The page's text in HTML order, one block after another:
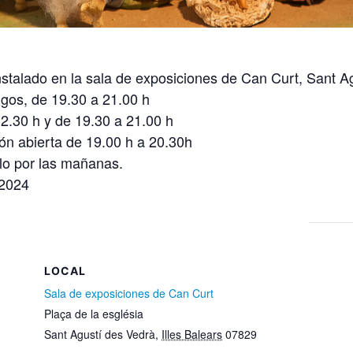
en la sala de exposiciones de Can Curt, Sant
de 19.30 a 21.00 h
h y de 19.30 a 21.00 h
abierta de 19.00 h a 20.30h
por las mañanas.
LOCAL
Sala de exposiciones de Can Curt
Plaça de la església
Sant Agustí des Vedrà, Illes Balears 07829